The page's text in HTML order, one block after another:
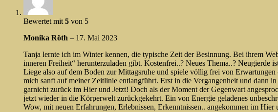
Bewertet mit 5 von 5
Monika Röth – 17. Mai 2023
Tanja lernte ich im Winter kennen, die typische Zeit der Besinnung. Bei ihrem
inneren Freiheit“ herunterzuladen gibt. Kostenfrei..? Neues Thema..? Neugierde
Liege also auf dem Boden zur Mittagsruhe und spiele völlig frei von
mich sanft auf meiner Zeitlinie entlangführt. Erst in die Vergangenheit und dann
garnicht zurück im Hier und Jetzt! Doch als der Moment der Gegenwart
jetzt wieder in die Körperwelt zurückgekehrt. Ein von Energie geladenes
Wow, mit neuen Erfahrungen, Erlebnissen, Erkenntnissen.. angekommen im Hier